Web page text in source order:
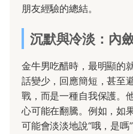
朋友經驗的總結。
沉默與冷淡：內
金牛男吃醋時，最明顯的
話變少，回應簡短，甚至
戰，而是一種自我保護。
心可能在翻騰。例如，如
可能會淡淡地說“哦，是